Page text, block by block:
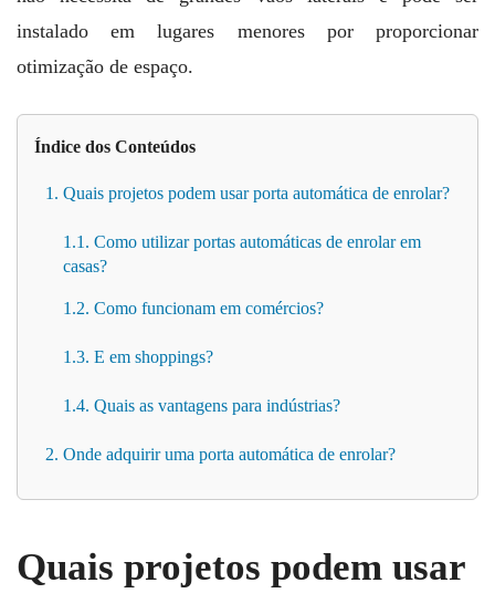
instalado em lugares menores por proporcionar
otimização de espaço.
Índice dos Conteúdos
1. Quais projetos podem usar porta automática de enrolar?
1.1. Como utilizar portas automáticas de enrolar em
casas?
1.2. Como funcionam em comércios?
1.3. E em shoppings?
1.4. Quais as vantagens para indústrias?
2. Onde adquirir uma porta automática de enrolar?
Quais projetos podem usar